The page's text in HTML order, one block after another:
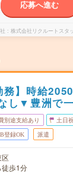
応募へ進む
株式会社リクルートスタ
務】時給
し▼豊洲で
別途支給あり 土日
登録OK 派遣
区
徒歩1分